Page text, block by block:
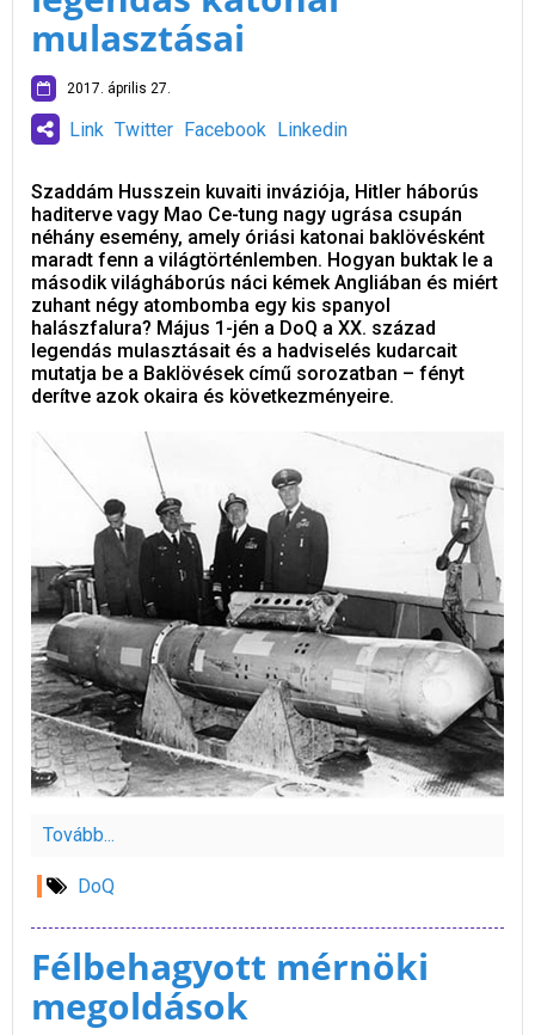
mulasztásai
2017. április 27.
Link Twitter Facebook Linkedin
Szaddám Husszein kuvaiti inváziója, Hitler háborús
haditerve vagy Mao Ce-tung nagy ugrása csupán
néhány esemény, amely óriási katonai baklövésként
maradt fenn a világtörténlemben. Hogyan buktak le a
második világháborús náci kémek Angliában és miért
zuhant négy atombomba egy kis spanyol
halászfalura? Május 1-jén a DoQ a XX. század
legendás mulasztásait és a hadviselés kudarcait
mutatja be a Baklövések című sorozatban – fényt
derítve azok okaira és következményeire.
Tovább...
DoQ
Félbehagyott mérnöki
megoldások